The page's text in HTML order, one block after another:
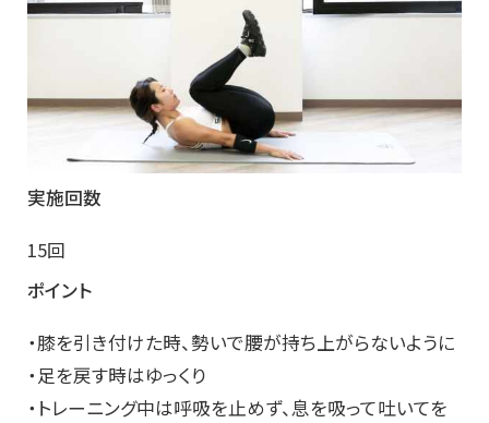
実施回数
15回
ポイント
・膝を引き付けた時、勢いで腰が持ち上がらないように
・足を戻す時はゆっくり
・トレーニング中は呼吸を止めず、息を吸って吐いてを